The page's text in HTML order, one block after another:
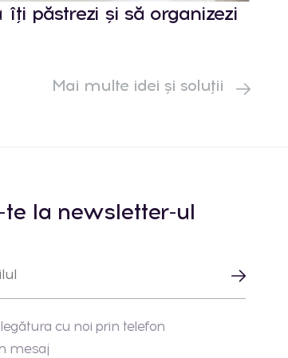
îți păstrezi și să organizezi
Mai multe idei și soluții
la newsletter-ul
cu noi prin telefon
mesaj